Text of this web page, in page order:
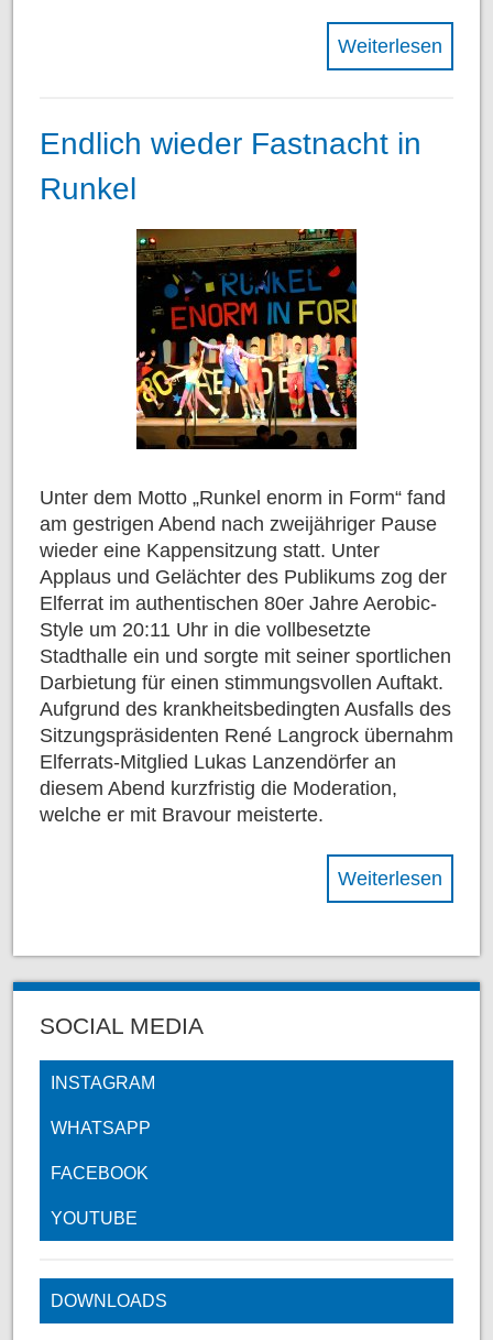
Weiterlesen
Endlich wieder Fastnacht in
Runkel
Unter dem Motto „Runkel enorm in Form“ fand
am gestrigen Abend nach zweijähriger Pause
wieder eine Kappensitzung statt. Unter
Applaus und Gelächter des Publikums zog der
Elferrat im authentischen 80er Jahre Aerobic-
Style um 20:11 Uhr in die vollbesetzte
Stadthalle ein und sorgte mit seiner sportlichen
Darbietung für einen stimmungsvollen Auftakt.
Aufgrund des krankheitsbedingten Ausfalls des
Sitzungspräsidenten René Langrock übernahm
Elferrats-Mitglied Lukas Lanzendörfer an
diesem Abend kurzfristig die Moderation,
welche er mit Bravour meisterte.
Weiterlesen
SOCIAL MEDIA
INSTAGRAM
WHATSAPP
FACEBOOK
YOUTUBE
DOWNLOADS